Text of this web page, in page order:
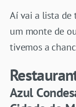
Aí vai a lista de
um monte de
tivemos a
Azul